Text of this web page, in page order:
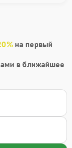
на первый
в ближайшее